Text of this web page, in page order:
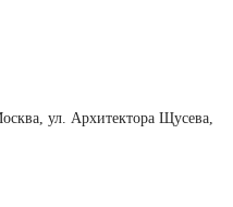
ул. Архитектора Щусева,